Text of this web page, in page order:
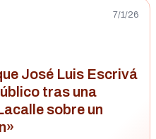
7/1/26
José Luis Escrivá
tras una
sobre un